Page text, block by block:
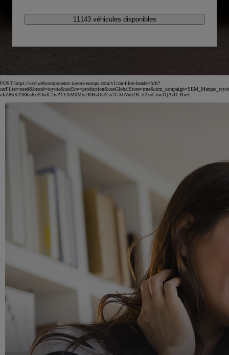
11143 véhicules disponibles
POST https://usc-webcomponents.toyota-europe.com/v1/car-filter-header/fr/fr?
uIrZ8SK238Kn6x2OwfL2isPTEXM0MwD0BvOsZGv7GXbVu52B_rl2xoCnw4QAvD_BwE